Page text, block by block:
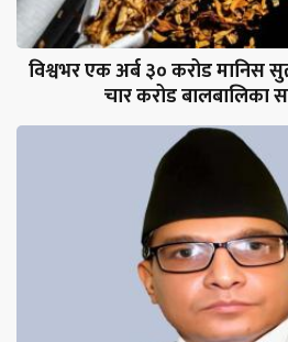
विश्वभर एक अर्ब ३० करोड मानिस
चार करोड बालबालिका